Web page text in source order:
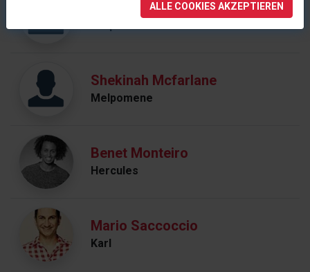
Venolia Manale
Shekinah Mcfarlane
Melpomene
Benet Monteiro
Hercules
Mario Saccoccio
Karl
ALLE COOKIES AKZEPTIEREN